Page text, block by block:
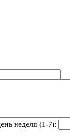
недели (1-7):